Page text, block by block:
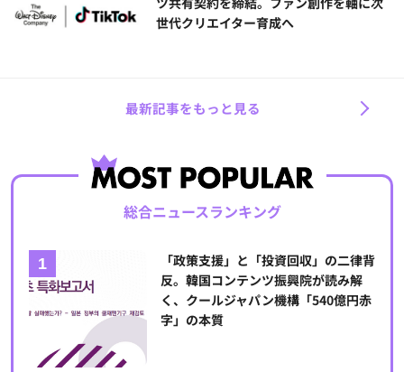
世代クリエイター育成へ
最新記事をもっと見る
総合ニュースランキング
「政策支援」と「投資回収」の二律背
反。韓国コンテンツ振興院が読み解
く、クールジャパン機構「540億円赤
字」の本質